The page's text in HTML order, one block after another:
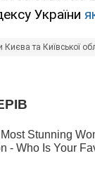
України
Києва та Київської